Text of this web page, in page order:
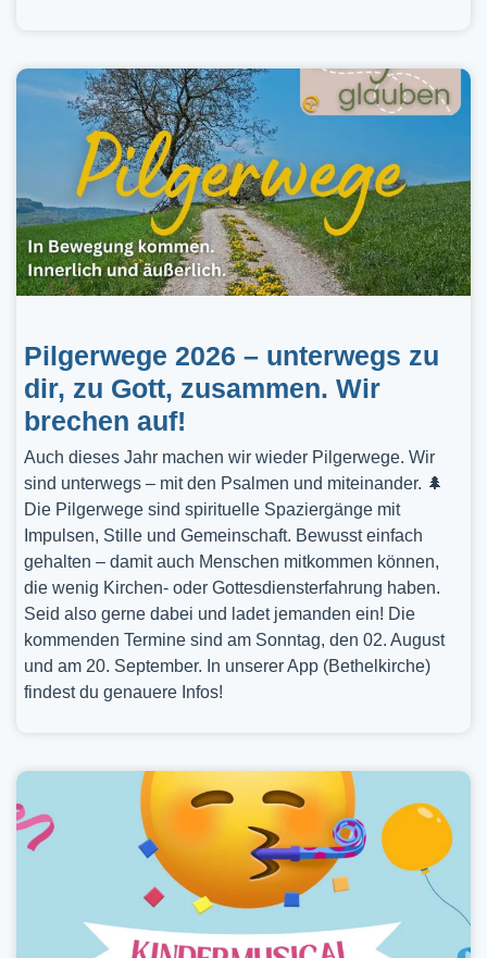
Pilgerwege 2026 – unterwegs zu
dir, zu Gott, zusammen. Wir
brechen auf!
Auch dieses Jahr machen wir wieder Pilgerwege. Wir
sind unterwegs – mit den Psalmen und miteinander. 🌲
Die Pilgerwege sind spirituelle Spaziergänge mit
Impulsen, Stille und Gemeinschaft. Bewusst einfach
gehalten – damit auch Menschen mitkommen können,
die wenig Kirchen- oder Gottesdiensterfahrung haben.
Seid also gerne dabei und ladet jemanden ein! Die
kommenden Termine sind am Sonntag, den 02. August
und am 20. September. In unserer App (Bethelkirche)
findest du genauere Infos!